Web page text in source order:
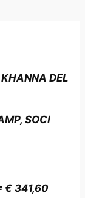
KHANNA DEL
SOCI
€ 341,60